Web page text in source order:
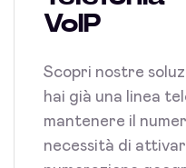
VoIP
Scopri nostre
hai già una linea
mantenere il
necessità di